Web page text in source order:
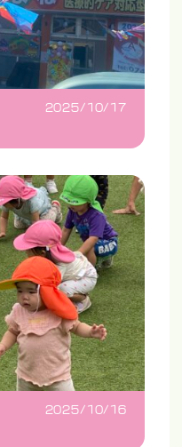
2025/10/17
2025/10/16